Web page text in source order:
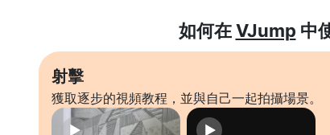
如何在VJump 中
射擊
獲取逐步的視頻教程，並與自己一起拍攝場景。